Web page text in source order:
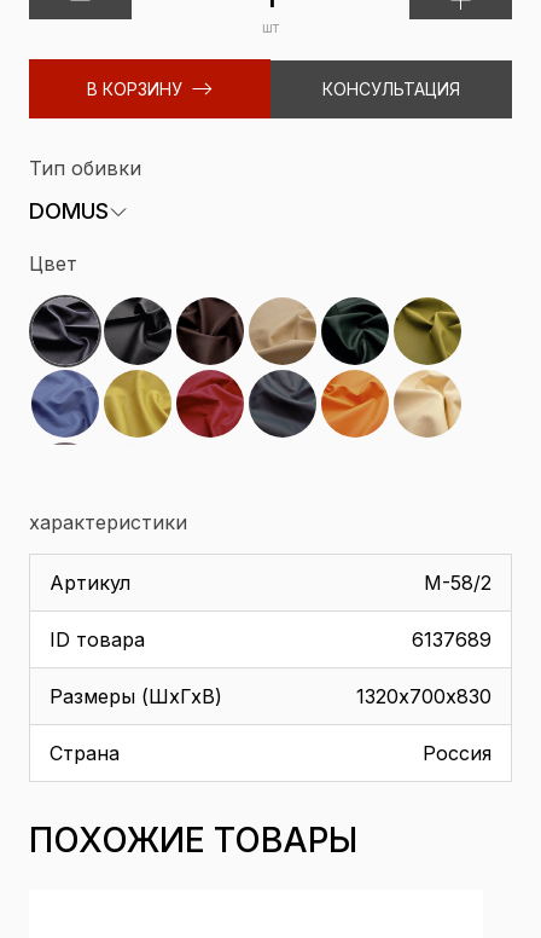
шт
В КОРЗИНУ КОНСУЛЬТАЦИЯ
Тип обивки
DOMUS
Цвет
характеристики
Артикул M-58/2
ID товара 6137689
Размеры (ШхГхВ) 1320х700х830
Страна Россия
ПОХОЖИЕ ТОВАРЫ